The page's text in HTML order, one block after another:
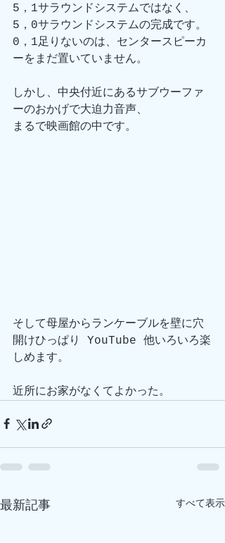
5，1サラウンドシステムではなく、
5，0サラウンドシステムの完成です。
0，1足りないのは、センタースピーカ
ーをまだ置いていません。
しかし、中央付近にあるサブウーファ
ーのおかげで大迫力音声、
まるで映画館の中です。
そして母屋からランケーブルを壁に穴
開けひっぱり YouTube 他いろいろ楽
しめます。
近所にお家がなくてよかった。
最新記事 すべて表示